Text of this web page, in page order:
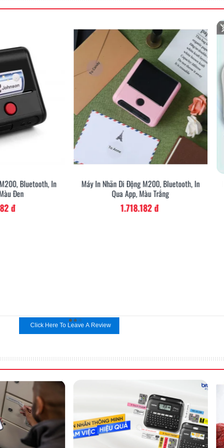
Bluetooth, In
Đen
đ
Máy In Nhãn Di Động M200, Bluetooth, In
Qua App, Màu Trắng
1.718.182 đ
Click Here To Leave A Review